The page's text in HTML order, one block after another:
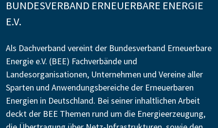
BUNDESVERBAND ERNEUERBARE ENERGIE
E.V.
Als Dachverband vereint der Bundesverband Erneuerbare
Energie e.V. (BEE) Fachverbände und
Landesorganisationen, Unternehmen und Vereine aller
Sparten und Anwendungsbereiche der Erneuerbaren
Energien in Deutschland. Bei seiner inhaltlichen Arbeit
deckt der BEE Themen rund um die Energieerzeugung,